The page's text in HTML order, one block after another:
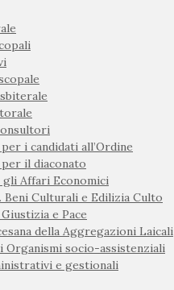
i candidati all’Ordine
il diaconato
Affari Economici
Beni Culturali e Edilizia Culto
e Pace
della Aggregazioni Laicali
Organismi socio-assistenziali
e gestionali